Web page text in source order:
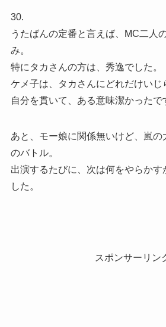
30.
うたばんの定番と言えば、MC二人
み。
特にタカさんの方は、秀逸でした。
ケメ子は、タカさんにどれだけいじ
自分を貫いて、ある意味潔かったで
あと、モー娘に関係無いけど、嵐の
のバトル。
出演するたびに、次は何をやらか
した。
スポンサーリン